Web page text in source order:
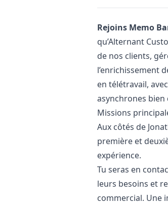
Description
Rejoins Memo
qu’Alternant
de nos clients,
l’enrichissement
en télétravail,
asynchrones bien
Missions
Aux côtés de
première et
expérience.
Tu seras en
leurs besoins et
commercial. Une